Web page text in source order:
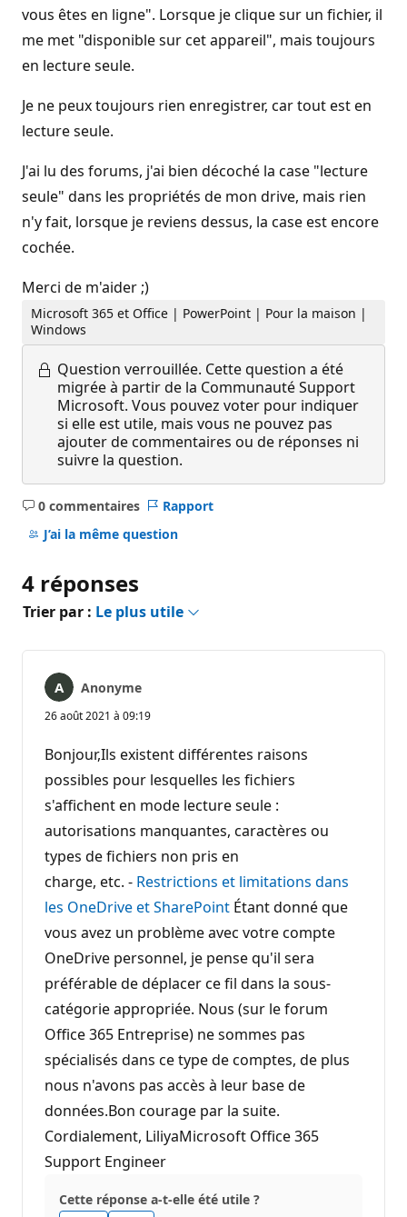
vous êtes en ligne". Lorsque je clique sur un fichier, il
me met "disponible sur cet appareil", mais toujours
en lecture seule.
Je ne peux toujours rien enregistrer, car tout est en
lecture seule.
J'ai lu des forums, j'ai bien décoché la case "lecture
seule" dans les propriétés de mon drive, mais rien
n'y fait, lorsque je reviens dessus, la case est encore
cochée.
Merci de m'aider ;)
Microsoft 365 et Office | PowerPoint | Pour la maison |
Windows
Question verrouillée. Cette question a été
migrée à partir de la Communauté Support
Microsoft. Vous pouvez voter pour indiquer
si elle est utile, mais vous ne pouvez pas
ajouter de commentaires ou de réponses ni
suivre la question.
0 commentaires
Aucun
commentaire
Rapport
J’ai la même question
4 réponses
Trier par : Le plus utile
Anonyme
26 août 2021 à 09:19
Bonjour,Ils existent différentes raisons
possibles pour lesquelles les fichiers
s'affichent en mode lecture seule :
autorisations manquantes, caractères ou
types de fichiers non pris en
charge, etc. - Restrictions et limitations dans
les OneDrive et SharePoint Étant donné que
vous avez un problème avec votre compte
OneDrive personnel, je pense qu'il sera
préférable de déplacer ce fil dans la sous-
catégorie appropriée. Nous (sur le forum
Office 365 Entreprise) ne sommes pas
spécialisés dans ce type de comptes, de plus
nous n'avons pas accès à leur base de
données.Bon courage par la suite.
Cordialement, LiliyaMicrosoft Office 365
Support Engineer
Cette réponse a-t-elle été utile ?